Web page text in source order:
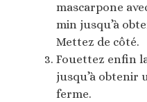
mascarpone
min jusqu’à
Mettez de côté.
Fouettez enfin
jusqu’à obtenir
ferme.